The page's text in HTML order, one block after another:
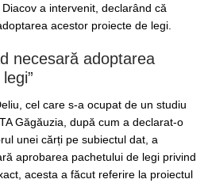
a intervenit, declarând că
acestor proiecte de legi.
necesară adoptarea
cel care s-a ocupat de un studiu
Găgăuzia, după cum a declarat-o
unei cărți pe subiectul dat, a
aprobarea pachetului de legi privind
acesta a făcut referire la proiectul